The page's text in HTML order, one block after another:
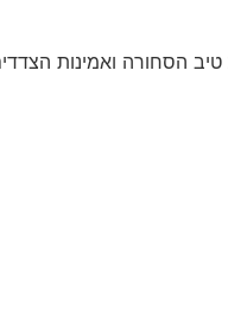
טיב הסחורה ואמינות